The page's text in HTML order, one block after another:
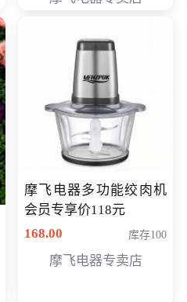
摩飞电器多功能绞肉机
会员专享价118元
168.00
库存100
摩飞电器专卖店